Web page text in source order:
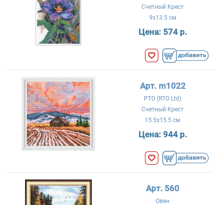
Счетный Крест
9x13.5 см
Цена: 574 р.
Арт. m1022
РТО (RTO Ltd)
Счетный Крест
15.5x15.5 см
Цена: 944 р.
Арт. 560
Овен